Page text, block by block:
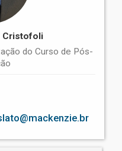
Cristofoli
do Curso de Pós-